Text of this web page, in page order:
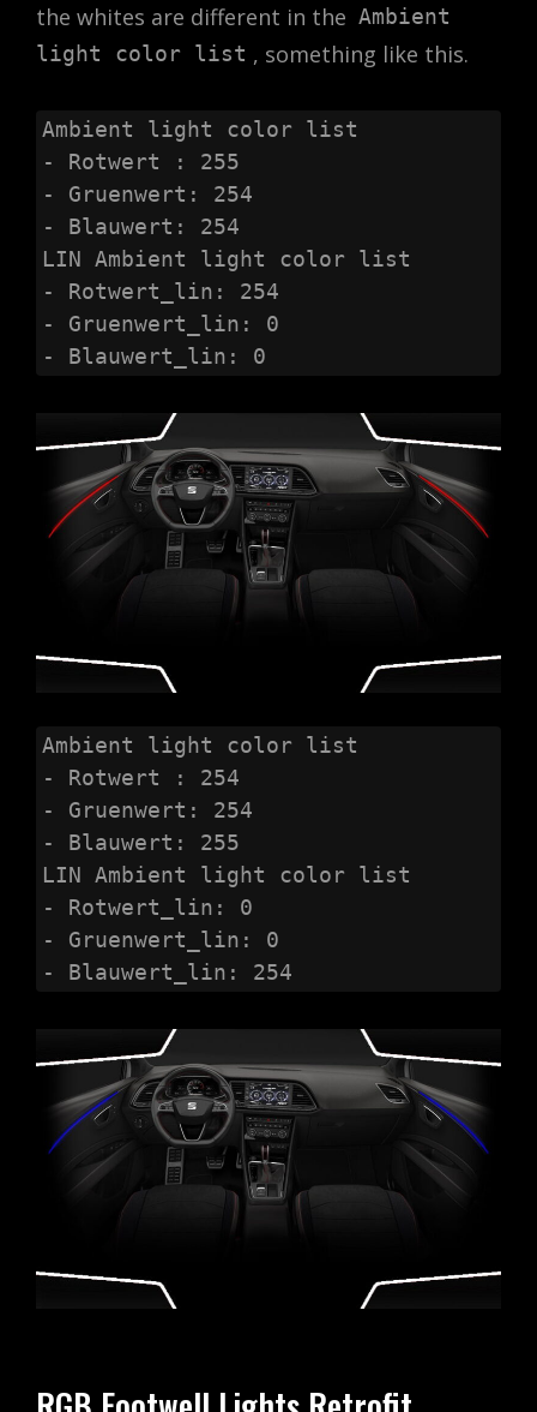
the whites are different in the Ambient
light color list , something like this.
Ambient light color list
- Rotwert : 255
- Gruenwert: 254
- Blauwert: 254
LIN Ambient light color list
- Rotwert_lin: 254
- Gruenwert_lin: 0
- Blauwert_lin: 0
Ambient light color list
- Rotwert : 254
- Gruenwert: 254
- Blauwert: 255
LIN Ambient light color list
- Rotwert_lin: 0
- Gruenwert_lin: 0
- Blauwert_lin: 254